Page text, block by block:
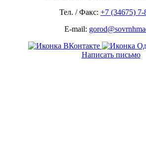
Тел. / Факс: +7 (34675) 7-
E-mail:
Написать письмо